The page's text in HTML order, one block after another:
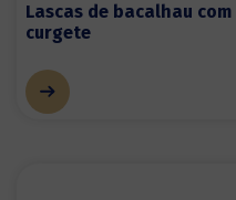
Lascas de bacalhau
curgete